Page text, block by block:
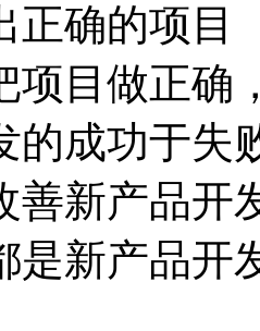
正确的项目
项目做正确
的成功于失
善新产品开
是新产品开